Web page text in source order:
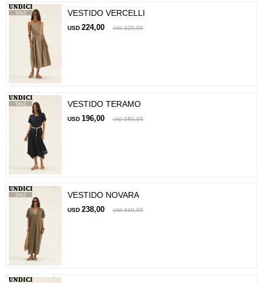
VESTIDO VERCELLI
USD 224,00 USD 320,00
VESTIDO TERAMO
USD 196,00 USD 280,00
VESTIDO NOVARA
USD 238,00 USD 340,00